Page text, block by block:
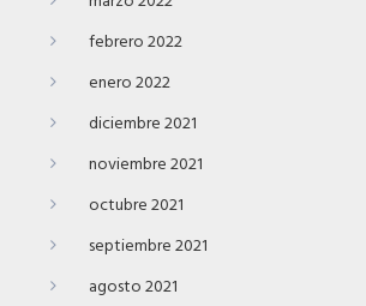
febrero 2022
enero 2022
diciembre 2021
noviembre 2021
octubre 2021
septiembre 2021
agosto 2021